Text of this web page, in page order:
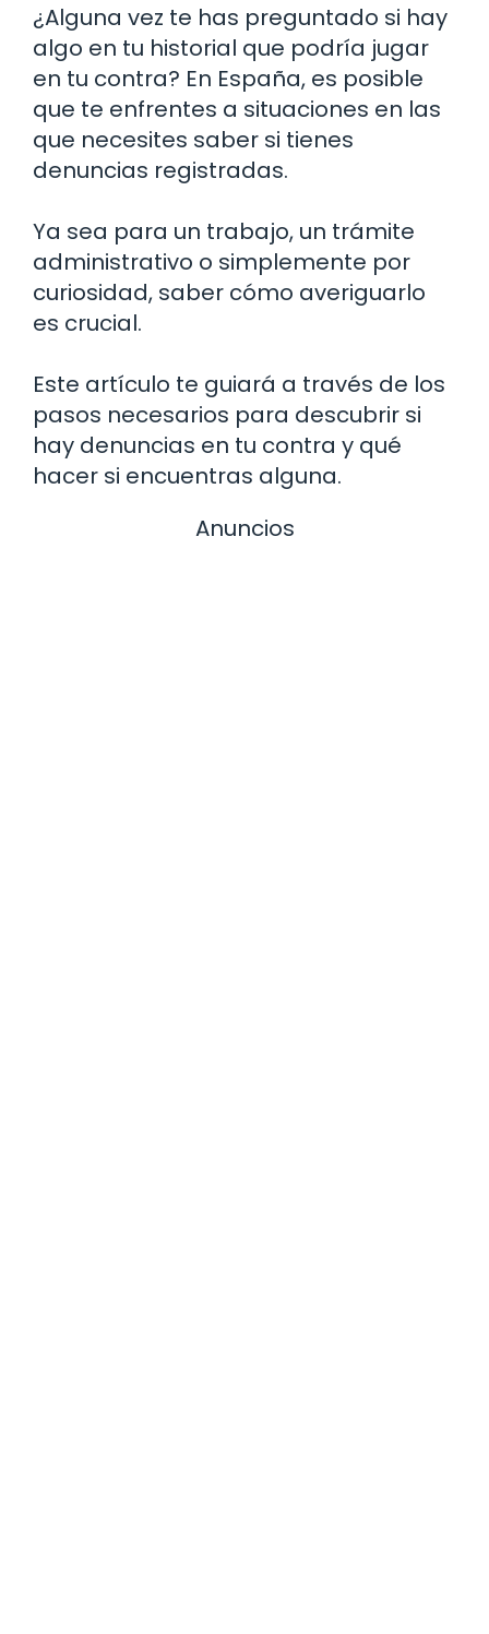
¿Alguna vez te has preguntado si hay
algo en tu historial que podría jugar
en tu contra? En España, es posible
que te enfrentes a situaciones en las
que necesites saber si tienes
denuncias registradas.
Ya sea para un trabajo, un trámite
administrativo o simplemente por
curiosidad, saber cómo averiguarlo
es crucial.
Este artículo te guiará a través de los
pasos necesarios para descubrir si
hay denuncias en tu contra y qué
hacer si encuentras alguna.
Anuncios